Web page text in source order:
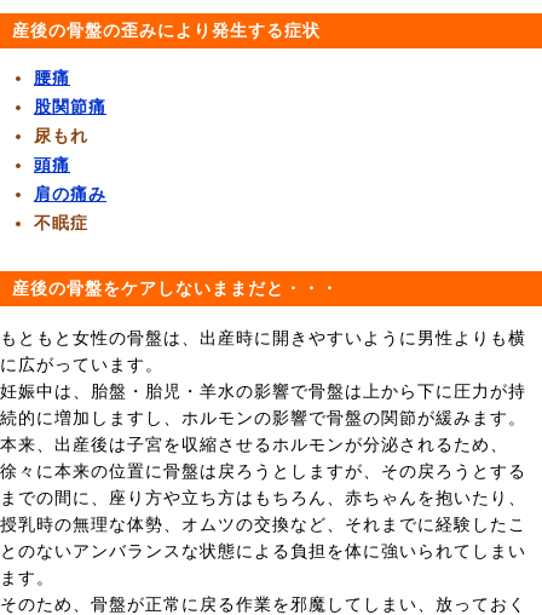
産後の骨盤の歪みにより発生する症状
腰痛
股関節痛
尿もれ
頭痛
肩の痛み
不眠症
産後の骨盤をケアしないままだと・・・
もともと女性の骨盤は、出産時に開きやすいように男性よりも横
に広がっています。
妊娠中は、胎盤・胎児・羊水の影響で骨盤は上から下に圧力が持
続的に増加しますし、ホルモンの影響で骨盤の関節が緩みます。
本来、出産後は子宮を収縮させるホルモンが分泌されるため、
徐々に本来の位置に骨盤は戻ろうとしますが、その戻ろうとする
までの間に、座り方や立ち方はもちろん、赤ちゃんを抱いたり、
授乳時の無理な体勢、オムツの交換など、それまでに経験したこ
とのないアンバランスな状態による負担を体に強いられてしまい
ます。
そのため、骨盤が正常に戻る作業を邪魔してしまい、放っておく